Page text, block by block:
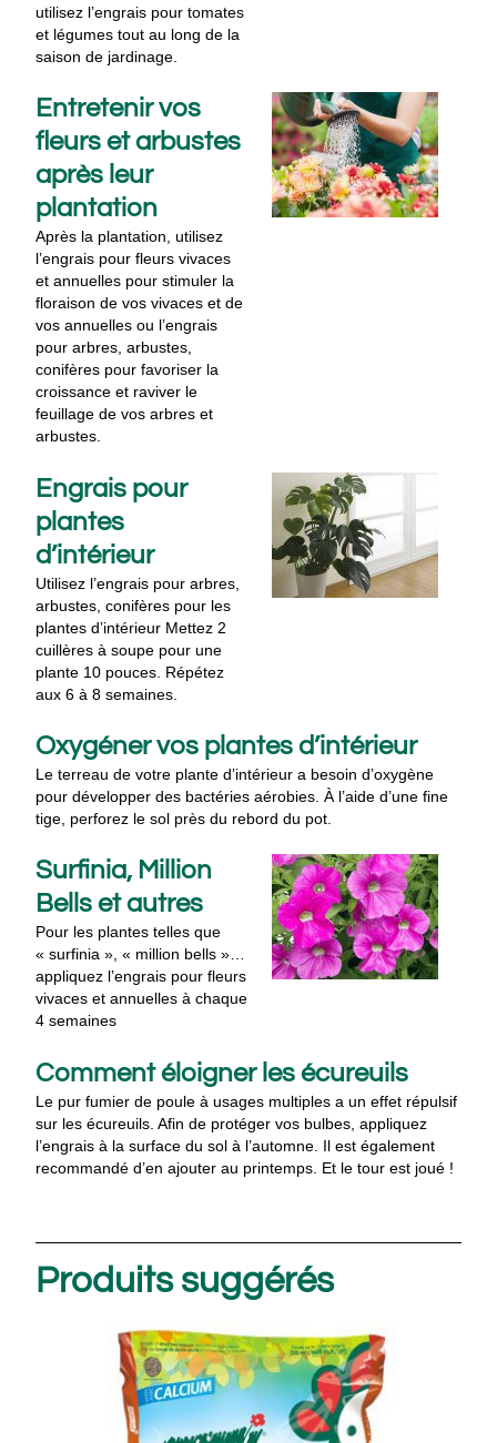
utilisez l’engrais pour tomates
et légumes tout au long de la
saison de jardinage.
Entretenir vos
fleurs et arbustes
après leur
plantation
Après la plantation, utilisez
l’engrais pour fleurs vivaces
et annuelles pour stimuler la
floraison de vos vivaces et de
vos annuelles ou l’engrais
pour arbres, arbustes,
conifères pour favoriser la
croissance et raviver le
feuillage de vos arbres et
arbustes.
Engrais pour
plantes
d’intérieur
Utilisez l’engrais pour arbres,
arbustes, conifères pour les
plantes d’intérieur Mettez 2
cuillères à soupe pour une
plante 10 pouces. Répétez
aux 6 à 8 semaines.
Oxygéner vos plantes d’intérieur
Le terreau de votre plante d’intérieur a besoin d’oxygène
pour développer des bactéries aérobies. À l’aide d’une fine
tige, perforez le sol près du rebord du pot.
Surfinia, Million
Bells et autres
Pour les plantes telles que
« surfinia », « million bells »…
appliquez l’engrais pour fleurs
vivaces et annuelles à chaque
4 semaines
Comment éloigner les écureuils
Le pur fumier de poule à usages multiples a un effet répulsif
sur les écureuils. Afin de protéger vos bulbes, appliquez
l’engrais à la surface du sol à l’automne. Il est également
recommandé d’en ajouter au printemps. Et le tour est joué !
Produits suggérés